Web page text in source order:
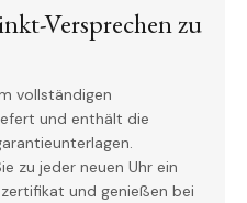
Versprechen zu
vollständigen
und enthält die
zu jeder neuen Uhr ein
und genießen bei